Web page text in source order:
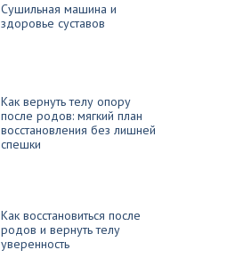
Сушильная машина и
здоровье суставов
Как вернуть телу опору
после родов: мягкий план
восстановления без лишней
спешки
Как восстановиться после
родов и вернуть телу
уверенность